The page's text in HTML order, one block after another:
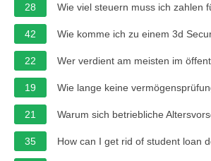
28 Wie viel steuern muss ich zahlen
42 Wie komme ich zu einem 3d
22 Wer verdient am meisten im
19 Wie lange keine
21 Warum sich betriebliche
35 How can I get rid of student loan